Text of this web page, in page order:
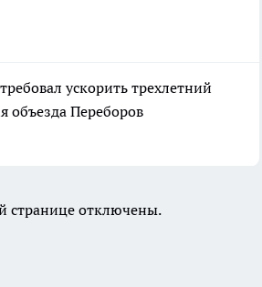
ускорить трехлетний
объезда Переборов
странице отключены.